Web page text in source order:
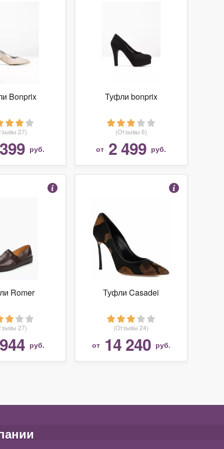
Bonprix
27)
руб.
Туфли bonprix
(Отзывы 6)
от 2 499 руб.
Romer
27)
руб.
Туфли Casadei
(Отзывы 24)
от 14 240 руб.